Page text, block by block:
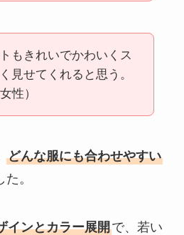
もきれいでかわいくス
見せてくれると思う。
性）
どんな服にも合わせやすい
。
インとカラー展開で、若い